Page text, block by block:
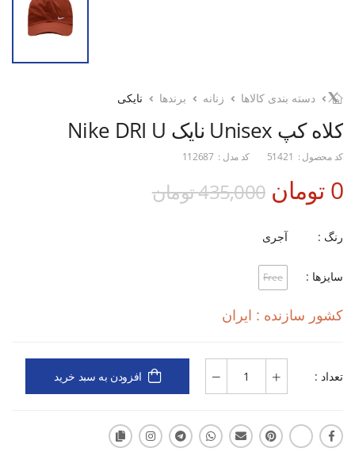
دسته بندی کالاها زنانه برندها نایکی
کلاه کپ Unisex نایک Nike DRI U
کد محصول : 51421 کد مدل : 112687
0 تومان 435,000 تومان
رنگ : آجری
سایزها : Free
کشور سازنده : ایران
تعداد : افزودن به سبد خرید